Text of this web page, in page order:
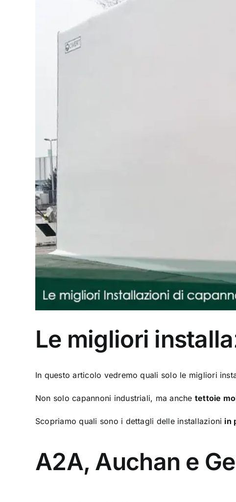
Le migliori
In questo articolo vedremo quali solo le migliori
Non solo capannoni industriali, ma anche tettoie
Scopriamo quali sono i dettagli delle installazioni in
A2A, Auchan e